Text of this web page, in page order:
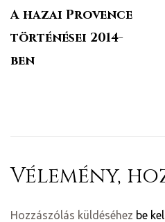
A hazai Provence
történései 2014-
ben
Vélemény,
Hozzászólás küldéséhez be